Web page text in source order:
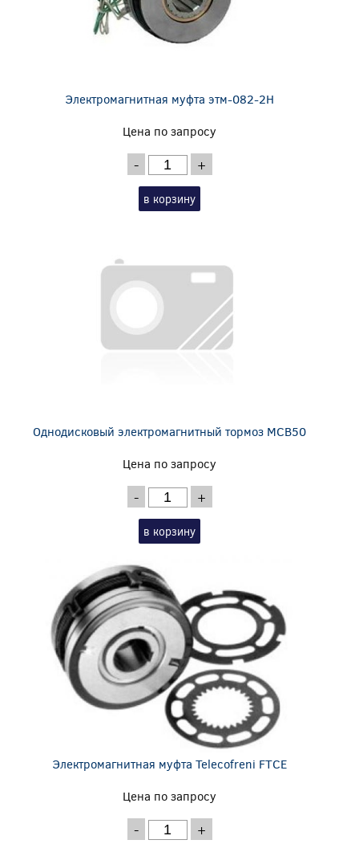
Электромагнитная муфта этм-082-2Н
Цена по запросу
- +
в корзину
Однодисковый электромагнитный тормоз MCB50
Цена по запросу
- +
в корзину
Электромагнитная муфта Telecofreni FTCE
Цена по запросу
- +